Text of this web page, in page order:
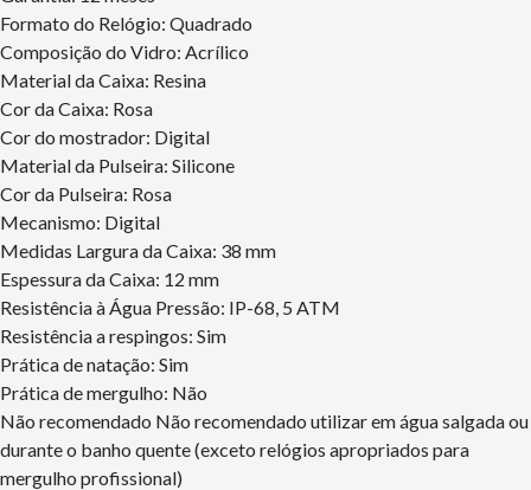
Formato do Relógio: Quadrado
Composição do Vidro: Acrílico
Material da Caixa: Resina
Cor da Caixa: Rosa
Cor do mostrador: Digital
Material da Pulseira: Silicone
Cor da Pulseira: Rosa
Mecanismo: Digital
Medidas Largura da Caixa: 38 mm
Espessura da Caixa: 12 mm
Resistência à Água Pressão: IP-68, 5 ATM
Resistência a respingos: Sim
Prática de natação: Sim
Prática de mergulho: Não
Não recomendado Não recomendado utilizar em água salgada ou
durante o banho quente (exceto relógios apropriados para
mergulho profissional)